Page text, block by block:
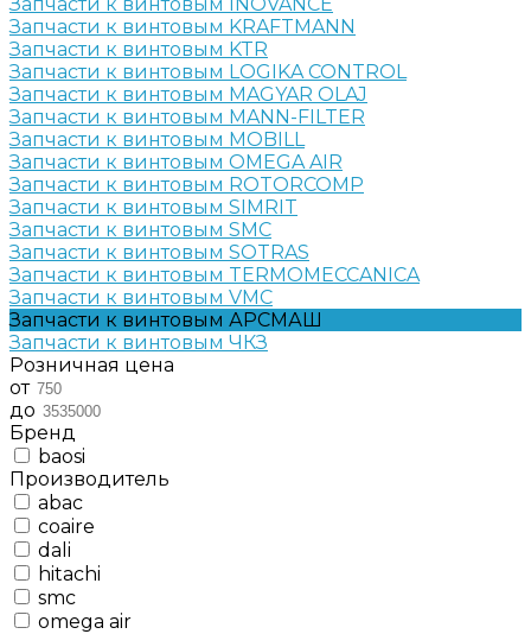
Запчасти к винтовым KRAFTMANN
Запчасти к винтовым KTR
Запчасти к винтовым LOGIKA CONTROL
Запчасти к винтовым MAGYAR OLAJ
Запчасти к винтовым MANN-FILTER
Запчасти к винтовым MOBILL
Запчасти к винтовым OMEGA AIR
Запчасти к винтовым ROTORCOMP
Запчасти к винтовым SIMRIT
Запчасти к винтовым SMC
Запчасти к винтовым SOTRAS
Запчасти к винтовым TERMOMECCANICA
Запчасти к винтовым VMC
Запчасти к винтовым АРСМАШ
Запчасти к винтовым ЧКЗ
Розничная цена
от
до
Бренд
baosi
Производитель
abac
coaire
dali
hitachi
smc
omega air